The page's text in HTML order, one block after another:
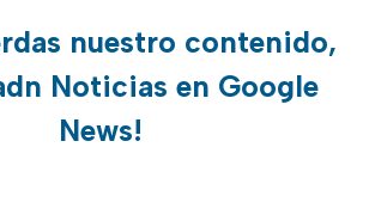
nuestro contenido,
Noticias en Google
News!